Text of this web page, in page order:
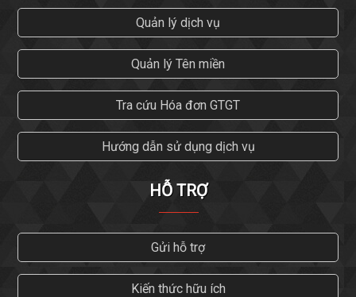
Quản lý dịch vụ
Quản lý Tên miền
Tra cứu Hóa đơn GTGT
Hướng dẫn sử dụng dịch vụ
HỖ TRỢ
Gửi hỗ trợ
Kiến thức hữu ích